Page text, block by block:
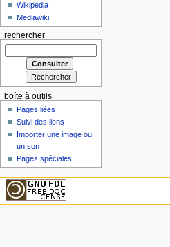
Wikipedia
Mediawiki
rechercher
boîte à outils
Pages liées
Suivi des liens
Importer une image ou
un son
Pages spéciales